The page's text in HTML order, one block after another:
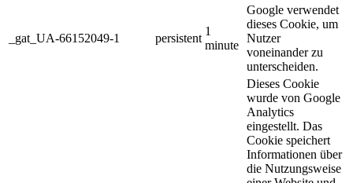
_gat_UA-66152049-1 persistent
1
minute
Google verwendet
dieses Cookie, um
Nutzer
voneinander zu
unterscheiden.
Dieses Cookie
wurde von Google
Analytics
eingestellt. Das
Cookie speichert
Informationen über
die Nutzungsweise